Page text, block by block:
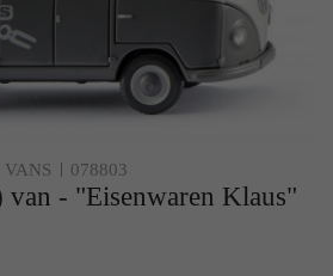
VANS 078803
- "Eisenwaren Klaus"